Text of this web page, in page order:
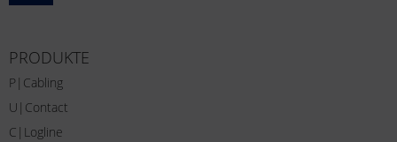
PRODUKTE
P|Cabling
U|Contact
C|Logline